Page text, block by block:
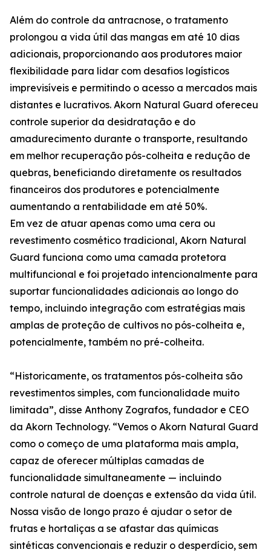
Além do controle da antracnose, o tratamento
prolongou a vida útil das mangas em até 10 dias
adicionais, proporcionando aos produtores maior
flexibilidade para lidar com desafios logísticos
imprevisíveis e permitindo o acesso a mercados mais
distantes e lucrativos. Akorn Natural Guard ofereceu
controle superior da desidratação e do
amadurecimento durante o transporte, resultando
em melhor recuperação pós-colheita e redução de
quebras, beneficiando diretamente os resultados
financeiros dos produtores e potencialmente
aumentando a rentabilidade em até 50%.
Em vez de atuar apenas como uma cera ou
revestimento cosmético tradicional, Akorn Natural
Guard funciona como uma camada protetora
multifuncional e foi projetado intencionalmente para
suportar funcionalidades adicionais ao longo do
tempo, incluindo integração com estratégias mais
amplas de proteção de cultivos no pós-colheita e,
potencialmente, também no pré-colheita.
“Historicamente, os tratamentos pós-colheita são
revestimentos simples, com funcionalidade muito
limitada”, disse Anthony Zografos, fundador e CEO
da Akorn Technology. “Vemos o Akorn Natural Guard
como o começo de uma plataforma mais ampla,
capaz de oferecer múltiplas camadas de
funcionalidade simultaneamente — incluindo
controle natural de doenças e extensão da vida útil.
Nossa visão de longo prazo é ajudar o setor de
frutas e hortaliças a se afastar das químicas
sintéticas convencionais e reduzir o desperdício, sem